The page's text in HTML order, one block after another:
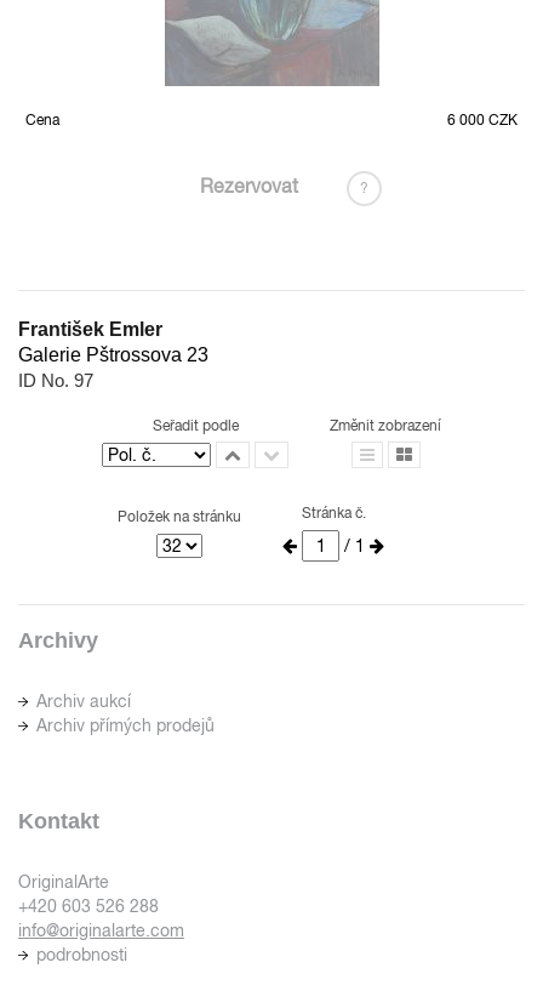
Cena 6 000 CZK
Rezervovat ?
František Emler
Galerie Pštrossova 23
ID No. 97
Seřadit podle Změnit zobrazení
Položek na stránku Stránka č.
/ 1
Archivy
Archiv aukcí
Archiv přímých prodejů
Kontakt
OriginalArte
+420 603 526 288
info@originalarte.com
podrobnosti